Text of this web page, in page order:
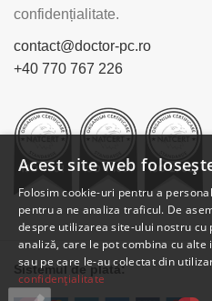
confidențialitate.
contact@doctor-pc.ro
+40 770 767 226
Sistemul de plată:
Acest site web
Folosim cookie-uri pentru a
pentru a ne analiza traficul. De
despre utilizarea site-ului nostru
analiză, care le pot combina cu
sau pe care le-au colectat din
confidențialitate